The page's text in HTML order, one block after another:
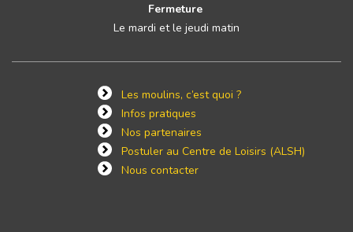
Fermeture
Le mardi et le jeudi matin
Les moulins, c’est quoi ?
Infos pratiques
Nos partenaires
Postuler au Centre de Loisirs (ALSH)
Nous contacter